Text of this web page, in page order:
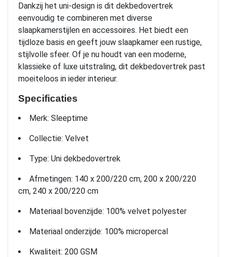
Dankzij het uni-design is dit dekbedovertrek
eenvoudig te combineren met diverse
slaapkamerstijlen en accessoires. Het biedt een
tijdloze basis en geeft jouw slaapkamer een rustige,
stijlvolle sfeer. Of je nu houdt van een moderne,
klassieke of luxe uitstraling, dit dekbedovertrek past
moeiteloos in ieder interieur.
Specificaties
Merk: Sleeptime
Collectie: Velvet
Type: Uni dekbedovertrek
Afmetingen: 140 x 200/220 cm, 200 x 200/220
cm, 240 x 200/220 cm
Materiaal bovenzijde: 100% velvet polyester
Materiaal onderzijde: 100% micropercal
Kwaliteit: 200 GSM